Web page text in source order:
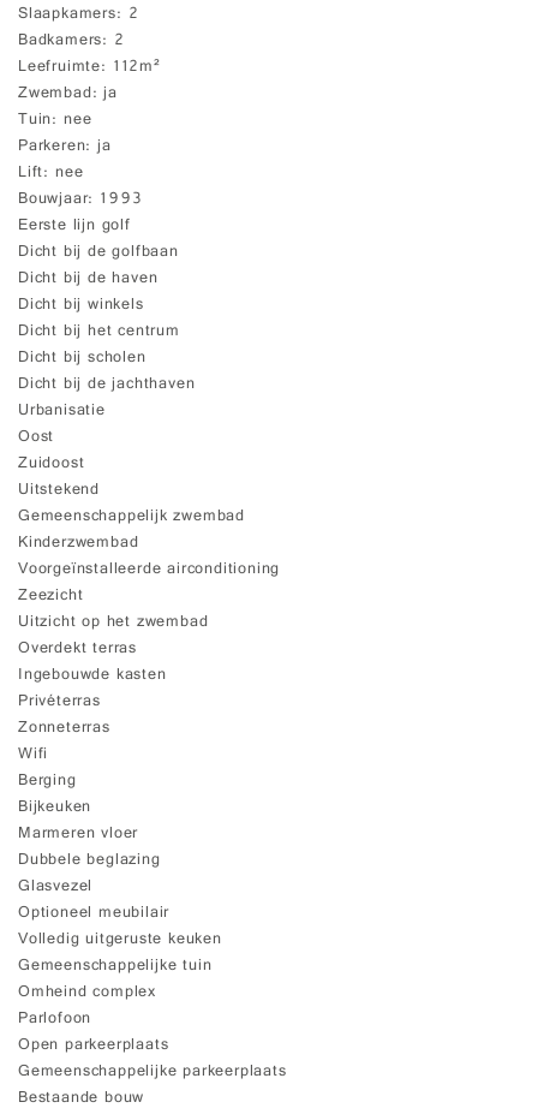
Slaapkamers 2
Badkamers 2
Leefruimte 112m²
Zwembad ja
Tuin nee
Parkeren ja
Lift nee
Bouwjaar 1993
Eerste lijn golf
Dicht bij de golfbaan
Dicht bij de haven
Dicht bij winkels
Dicht bij het centrum
Dicht bij scholen
Dicht bij de jachthaven
Urbanisatie
Oost
Zuidoost
Uitstekend
Gemeenschappelijk zwembad
Kinderzwembad
Voorgeïnstalleerde airconditioning
Zeezicht
Uitzicht op het zwembad
Overdekt terras
Ingebouwde kasten
Privéterras
Zonneterras
Wifi
Berging
Bijkeuken
Marmeren vloer
Dubbele beglazing
Glasvezel
Optioneel meubilair
Volledig uitgeruste keuken
Gemeenschappelijke tuin
Omheind complex
Parlofoon
Open parkeerplaats
Gemeenschappelijke parkeerplaats
Bestaande bouw